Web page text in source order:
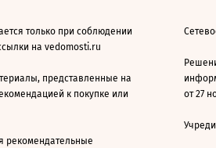
только при соблюдении
на vedomosti.ru
представленные на
к покупке или
рекомендательные
от 27